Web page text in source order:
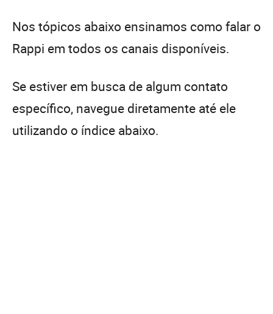
Nos tópicos abaixo ensinamos como falar o
Rappi em todos os canais disponíveis.
Se estiver em busca de algum contato
específico, navegue diretamente até ele
utilizando o índice abaixo.